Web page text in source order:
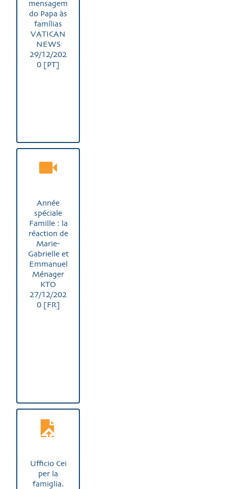
mensagem
do Papa às
famílias
VATICAN
NEWS
29/12/202
0 [PT]
Année
spéciale
Famille : la
réaction de
Marie-
Gabrielle et
Emmanuel
Ménager
KTO
27/12/202
0 [FR]
Ufficio Cei
per la
famiglia.